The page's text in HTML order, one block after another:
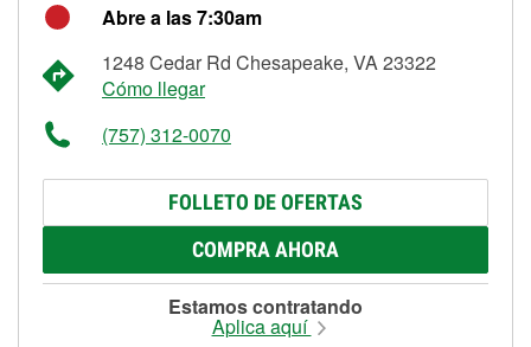
Abre a las 7:30am
1248 Cedar Rd Chesapeake, VA 23322
Cómo llegar
(757) 312-0070
FOLLETO DE OFERTAS
COMPRA AHORA
Estamos contratando
Aplica aquí